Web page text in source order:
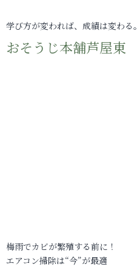
学び方が変われば、成績は変わる。
おそうじ本舗芦屋東
梅雨でカビが繁殖する前に！
エアコン掃除は“今”が最適